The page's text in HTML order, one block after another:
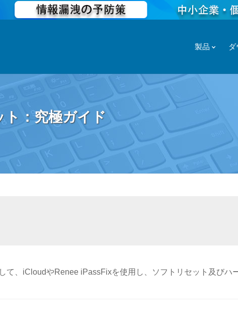
製品
：究極ガイド
て、iCloudやRenee iPassFixを使用し、ソフトリセット及びハ